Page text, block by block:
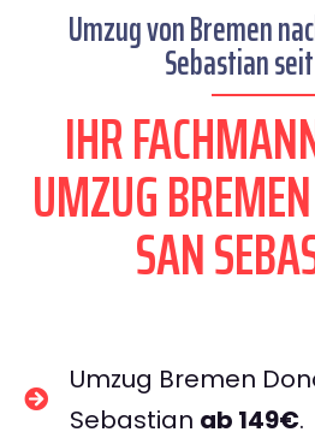
Umzug von Bremen
Sebastian
IHR
UMZUG
SAN
Umzug Bremen
Sebastian ab 149€.